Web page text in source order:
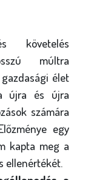
követelés
múltra
élet
újra és újra
számára
egy
kapta meg a
ellenértékét.